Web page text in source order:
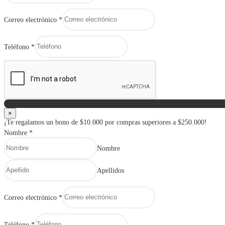
Correo electrónico *
Teléfono *
×
¡Te regalamos un bono de $10.000 por compras superiores a $250.000!
Nombre *
Nombre
Apellidos
Correo electrónico *